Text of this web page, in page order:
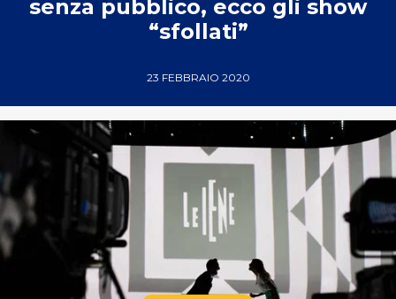
senza pubblico, ecco gli show
“sfollati”
23 FEBBRAIO 2020